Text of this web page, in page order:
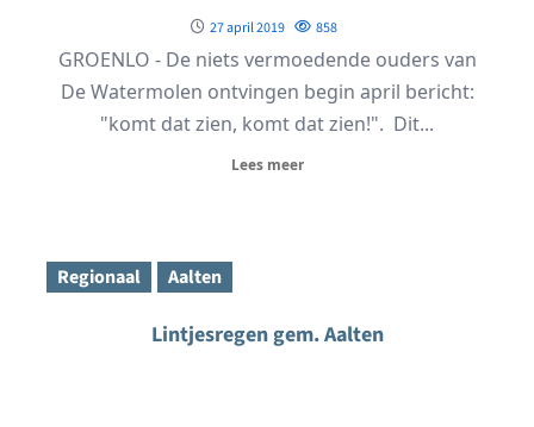
27 april 2019 858
GROENLO - De niets vermoedende ouders van
De Watermolen ontvingen begin april bericht:
"komt dat zien, komt dat zien!". Dit...
Lees meer
Regionaal Aalten
Lintjesregen gem. Aalten